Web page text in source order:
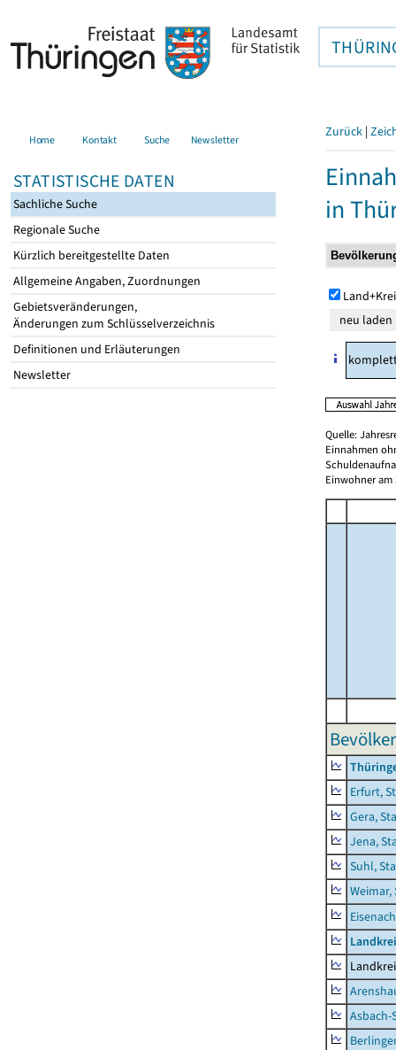
Home Kontakt Suche Newsletter
STATISTISCHE DATEN
Sachliche Suche
Regionale Suche
Kürzlich bereitgestellte Daten
Allgemeine Angaben, Zuordnungen
Gebietsveränderungen,
Änderungen zum Schlüsselverzeichnis
Definitionen und Erläuterungen
Newsletter
Zurück |
in
Quelle:
Einnahmen
Einwohner am
Erfurt,
Gera,
Jena,
Suhl,
Weimar,
Asbach-